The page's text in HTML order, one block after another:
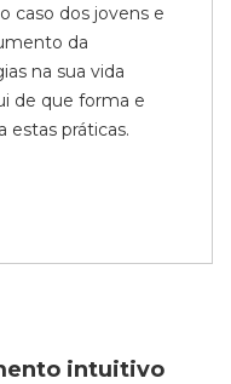
caso dos jovens e
da
na sua vida
de que forma e
estas práticas.
intuitivo